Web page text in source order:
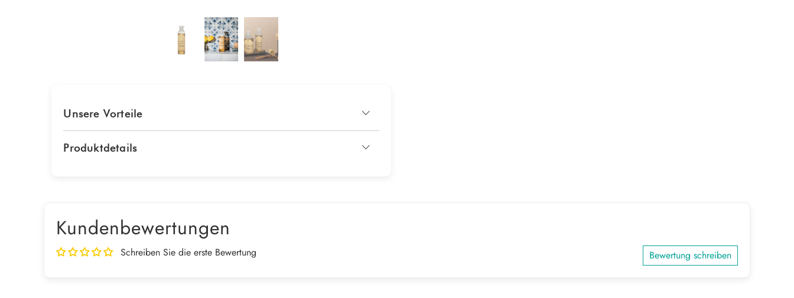
Unsere Vorteile
Produktdetails
Kundenbewertungen
Schreiben Sie die erste Bewertung Bewertung schreiben